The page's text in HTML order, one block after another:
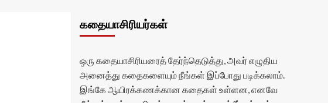
கதையாசிரியர்கள்
ஒரு கதையாசிரியரைத் தேர்ந்தெடுத்து, அவர் எழுதிய
அனைத்து கதைகளையும் நீங்கள் இப்போது படிக்கலாம்.
இங்கே ஆயிரக்கணக்கான கதைகள் உள்ளன, எனவே